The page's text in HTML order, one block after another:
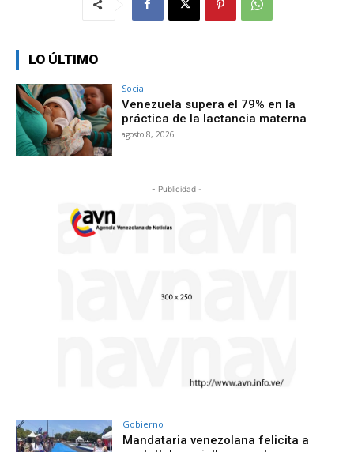
LO ÚLTIMO
Social
Venezuela supera el 79% en la
práctica de la lactancia materna
agosto 8, 2026
- Publicidad -
Gobierno
Mandataria venezolana felicita a